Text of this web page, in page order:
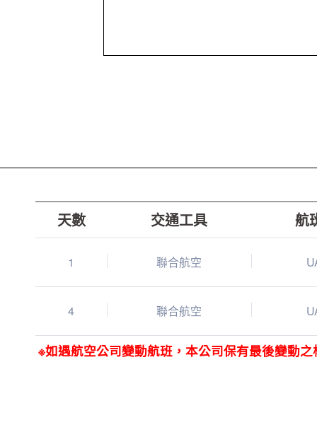
天數 交通工具 航
1 聯合航空
4 聯合航空
※如遇航空公司變動航班，本公司保有最後變動